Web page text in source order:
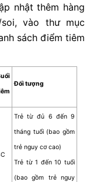
nhật thêm hàng
soi, vào thư mục
sách điểm tiêm
Đối tượng
Trẻ từ đủ 6 đến 9
tháng tuổi (bao gồm
trẻ nguy cơ cao)
Trẻ từ 1 đến 10 tuổi
(bao gồm trẻ nguy